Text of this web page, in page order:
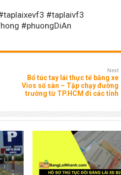
#taplaivf3
#phuongDiAn
Next
Bổ túc tay lái thực tế bằng xe
Vios số sàn – Tập chạy đường
trường từ TP.HCM đi các tỉnh